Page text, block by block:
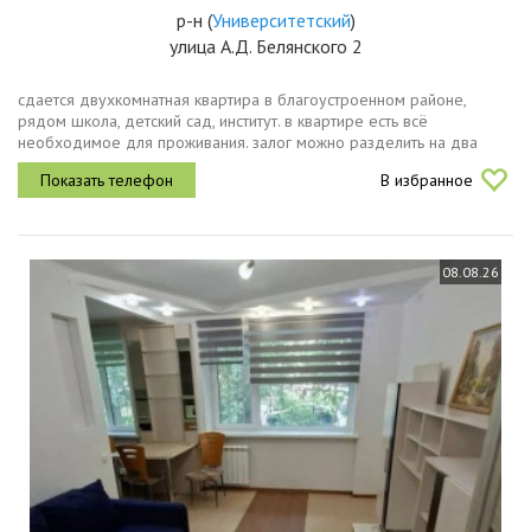
р-н (Университетский)
улица А.Д. Белянского 2
сдается двухкомнатная квартира в благоустроенном районе,
рядом школа, детский сад, институт. в квартире есть всё
необходимое для проживания. залог можно разделить на два
платежа
В избранное
08.08.26